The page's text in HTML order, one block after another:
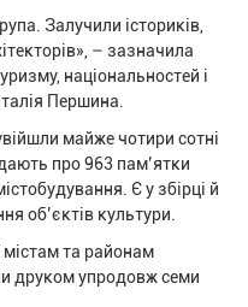
Залучили істориків,
– зазначила
національностей і
Першина.
майже чотири сотні
про 963 пам’ятки
Є у збірці й
об’єктів культури.
містам та районам
друком упродовж семи